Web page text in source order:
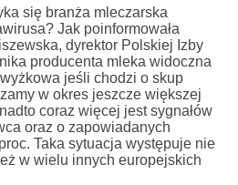
się branża mleczarska
Jak poinformowała
dyrektor Polskiej Izby
producenta mleka widoczna
jeśli chodzi o skup
w okres jeszcze większej
coraz więcej jest sygnałów
oraz o zapowiadanych
Taka sytuacja występuje nie
w wielu innych europejskich